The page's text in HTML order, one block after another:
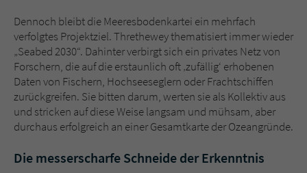
Dennoch bleibt die Meeresbodenkartei ein mehrfach
verfolgtes Projektziel. Threthewey thematisiert immer wieder
„Seabed 2030“. Dahinter verbirgt sich ein privates Netz von
Forschern, die auf die erstaunlich oft ‚zufällig‘ erhobenen
Daten von Fischern, Hochseeseglern oder Frachtschiffen
zurückgreifen. Sie bitten darum, werten sie als Kollektiv aus
und stricken auf diese Weise langsam und mühsam, aber
durchaus erfolgreich an einer Gesamtkarte der Ozeangründe.
Die messerscharfe Schneide der Erkenntnis